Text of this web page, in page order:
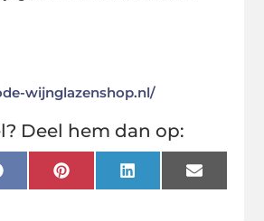
wijnglazenshop.nl/
Deel hem dan op:
FacebookPinterestLinkedInEmail